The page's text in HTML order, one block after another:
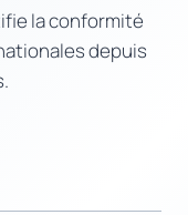
la conformité
depuis